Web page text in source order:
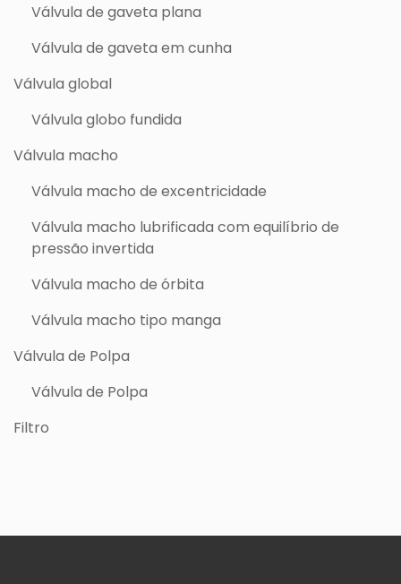
Válvula de gaveta plana
Válvula de gaveta em cunha
Válvula global
Válvula globo fundida
Válvula macho
Válvula macho de excentricidade
Válvula macho lubrificada com equilíbrio de
pressão invertida
Válvula macho de órbita
Válvula macho tipo manga
Válvula de Polpa
Válvula de Polpa
Filtro